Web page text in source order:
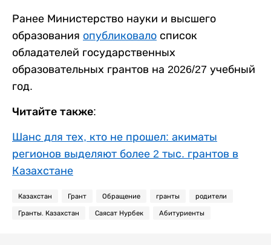
Ранее Министерство науки и высшего
образования опубликовало список
обладателей государственных
образовательных грантов на 2026/27 учебный
год.
Читайте также:
Шанс для тех, кто не прошел: акиматы
регионов выделяют более 2 тыс. грантов в
Казахстане
Казахстан Грант Обращение гранты родители
Гранты. Казахстан Саясат Нурбек Абитуриенты